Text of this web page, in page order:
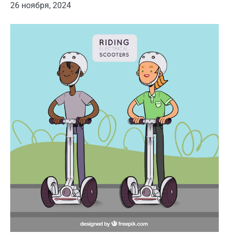
26 ноября, 2024